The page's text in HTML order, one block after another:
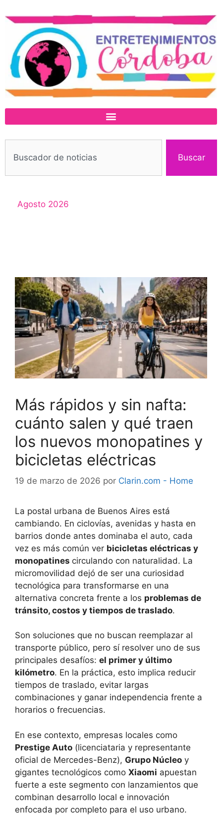
Buscar
Agosto 2026
Más rápidos y sin nafta:
cuánto salen y qué traen
los nuevos monopatines y
bicicletas eléctricas
19 de marzo de 2026 por Clarin.com - Home
La postal urbana de Buenos Aires está
cambiando. En ciclovías, avenidas y hasta en
barrios donde antes dominaba el auto, cada
vez es más común ver bicicletas eléctricas y
monopatines circulando con naturalidad. La
micromovilidad dejó de ser una curiosidad
tecnológica para transformarse en una
alternativa concreta frente a los problemas de
tránsito, costos y tiempos de traslado.
Son soluciones que no buscan reemplazar al
transporte público, pero sí resolver uno de sus
principales desafíos: el primer y último
kilómetro. En la práctica, esto implica reducir
tiempos de traslado, evitar largas
combinaciones y ganar independencia frente a
horarios o frecuencias.
En ese contexto, empresas locales como
Prestige Auto (licenciataria y representante
oficial de Mercedes-Benz), Grupo Núcleo y
gigantes tecnológicos como Xiaomi apuestan
fuerte a este segmento con lanzamientos que
combinan desarrollo local e innovación
enfocada por completo para el uso urbano.